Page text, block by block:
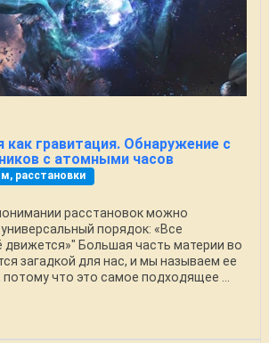
как гравитация. Обнаружение с
с атомными часов
расстановки
расстановок можно
порядок: «Все
движется»" Большая часть материи во
загадкой для нас, и мы называем ее
потому что это самое подходящее ...